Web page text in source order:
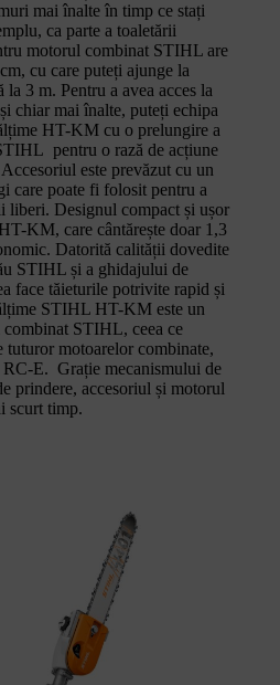
mai înalte în timp ce stați
ca parte a toaletării
motorul combinat STIHL are
cu care puteți ajunge la
3 m. Pentru a avea acces la
chiar mai înalte, puteți echipa
HT-KM cu o prelungire a
pentru o rază de acțiune
este prevăzut cu un
care poate fi folosit pentru a
liberi. Designul compact și ușor
KM, care cântărește doar 1,3
Datorită calității dovedite
STIHL și a ghidajului de
face tăieturile potrivite rapid și
STIHL HT-KM este un
STIHL, ceea ce
tuturor motoarelor combinate,
E. Grație mecanismului de
prindere, accesoriul și motorul
scurt timp.